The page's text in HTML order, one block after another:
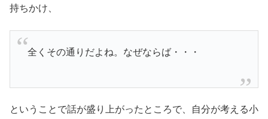
持ちかけ、
全くその通りだよね。なぜならば・・・
ということで話が盛り上がったところで、自分が考える小